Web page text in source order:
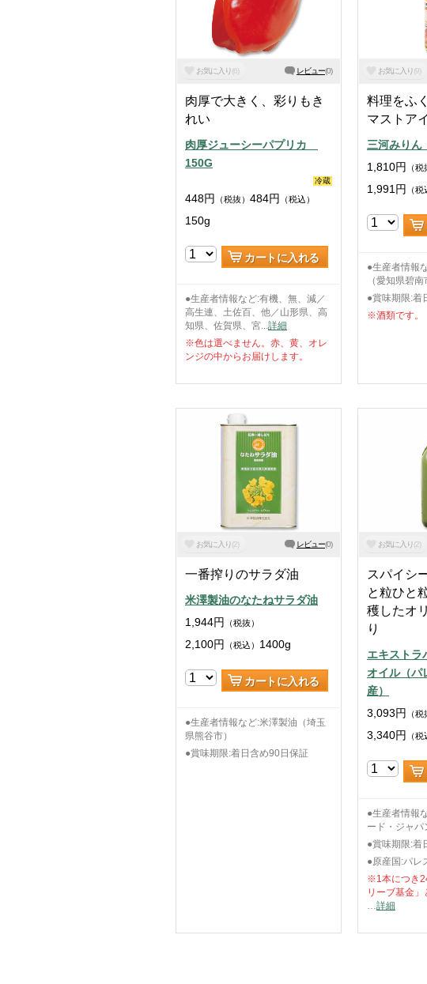
お気に入り(6) レビュー(0)
肉厚で大きく、彩りもき
れい
肉厚ジューシーパプリカ
150G
冷蔵
448円 （税抜） 484円 （税込）
150g
カートに入れる
●生産者情報など:有機、無、減／
高生連、土佐百、他／山形県、高
知県、佐賀県、宮... 詳細
※色は選べません。赤、黄、オレ
ンジの中からお届けします。
お気に入り(9)
料理をふ
マストア
三河みりん
1,810円 （税
1,991 円 （税
●生産者情報
（愛知県碧南
●賞味期限:着
※酒類です。
お気に入り(2) レビュー(0)
一番搾りのサラダ油
米澤製油のなたねサラダ油
1,944円 （税抜）
2,100円 （税込） 1400g
カートに入れる
●生産者情報など:米澤製油（埼玉
県熊谷市）
●賞味期限:着日含め90日保証
お気に入り(2)
スパイシ
と粒ひと
穫したオ
り
エキストラ
オイル（パ
産）
3,093円 （税
3,340円 （税
●生産者情報
ード・ジャパ
●賞味期限:着
●原産国:パレ
※1本につき
リーブ基金」
詳細